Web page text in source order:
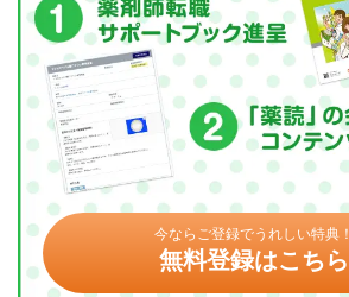
今ならご登録でうれしい特典！
無料登録はこちら